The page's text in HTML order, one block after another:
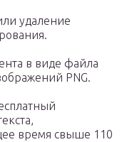
удаление
в виде файла
PNG.
время свыше 110